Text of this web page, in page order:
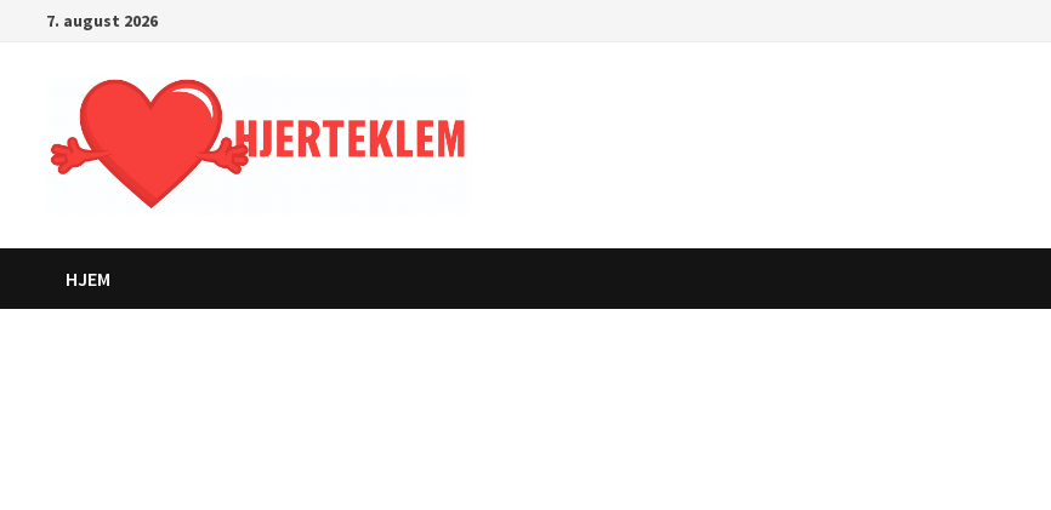
7. august 2026
HJEM